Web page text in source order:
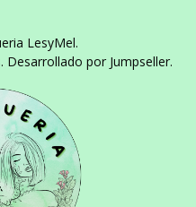
LesyMel.
Desarrollado por Jumpseller.